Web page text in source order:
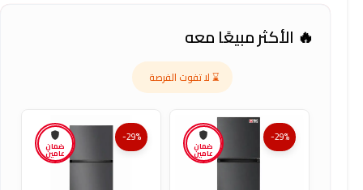
🔥 الأكثر مبيعًا معه
⌛ لا تفوت الفرصة
ضمان
عامين
-29%
ضمان
عامين
-29%